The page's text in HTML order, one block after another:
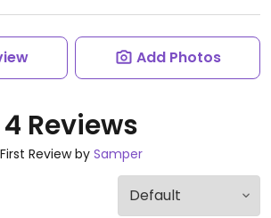
Add Photos
4 Reviews
First Review by Samper